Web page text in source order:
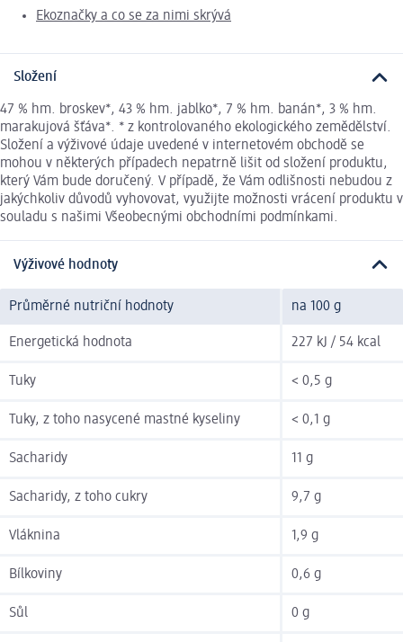
Ekoznačky a co se za nimi skrývá
Složení
47 % hm. broskev*, 43 % hm. jablko*, 7 % hm. banán*, 3 % hm.
marakujová šťáva*. * z kontrolovaného ekologického zemědělství.
Složení a výživové údaje uvedené v internetovém obchodě se
mohou v některých případech nepatrně lišit od složení produktu,
který Vám bude doručený. V případě, že Vám odlišnosti nebudou z
jakýchkoliv důvodů vyhovovat, využijte možnosti vrácení produktu v
souladu s našimi Všeobecnými obchodními podmínkami.
Výživové hodnoty
Průměrné nutriční hodnoty na 100 g
Energetická hodnota 227 kJ / 54 kcal
Tuky < 0,5 g
Tuky, z toho nasycené mastné kyseliny < 0,1 g
Sacharidy 11 g
Sacharidy, z toho cukry 9,7 g
Vláknina 1,9 g
Bílkoviny 0,6 g
Sůl 0 g